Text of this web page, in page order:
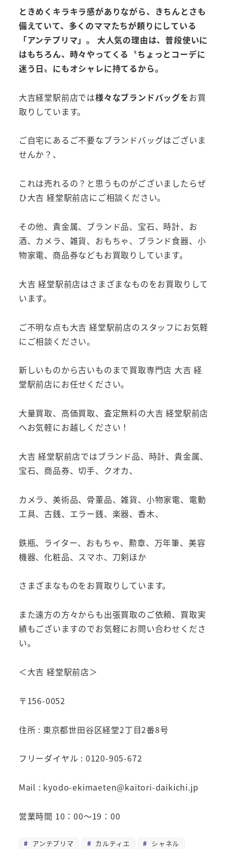
ときめくキラキラ感がありながら、きちんとさも
備えていて、多くのママたちが頼りにしている
「アンテプリマ」。
大人気の理由は、普段使いに
はもちろん、時々やってくる〝ちょっとコーデに
迷う日〟にもオシャレに持てるから。
大吉経堂駅前店では様々なブランドバッグをお買
取りしています。
ご自宅にあるご不要なブランドバッグはございま
せんか？、
これは売れるの？と思うものがございましたらぜ
ひ大吉 経堂駅前店にご相談ください。
その他、貴金属、ブランド品、宝石、時計、お
酒、カメラ、雑貨、おもちゃ、ブランド食器、小
物家電、商品券などもお買取りしています。
大吉 経堂駅前店はさまざまなものをお買取りして
います。
ご不明な点も大吉 経堂駅前店のスタッフにお気軽
にご相談ください。
新しいものから古いものまで買取専門店 大吉 経
堂駅前店にお任せください。
大量買取、高価買取、査定無料の大吉 経堂駅前店
へお気軽にお越しください！
大吉 経堂駅前店ではブランド品、時計、貴金属、
宝石、商品券、切手、クオカ、
カメラ、美術品、骨董品、雑貨、小物家電、電動
工具、古銭、エラー銭、楽器、香木、
鉄瓶、ライター、おもちゃ、勲章、万年筆、美容
機器、化粧品、スマホ、刀剣ほか
さまざまなものをお買取りしています。
また遠方の方々からも出張買取のご依頼、買取実
績もございますのでお気軽にお問い合わせくださ
い。
＜大吉 経堂駅前店＞
〒156-0052
住所 : 東京都世田谷区経堂2丁目2番8号
フリーダイヤル : 0120-905-672
Mail : kyodo-ekimaeten@kaitori-daikichi.jp
営業時間 10：00～19：00
アンテプリマ カルティエ シャネル